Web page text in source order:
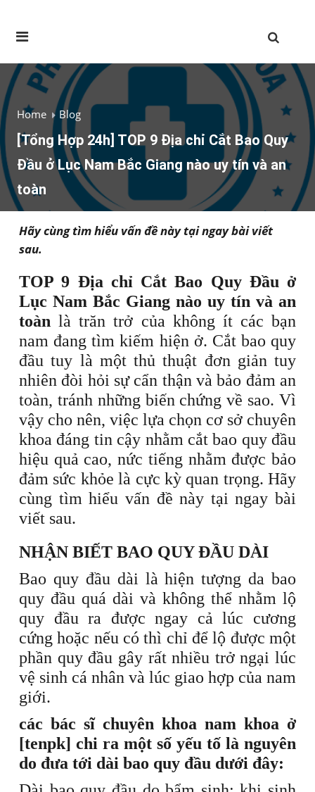
Home Blog
[Tổng Hợp 24h] TOP 9 Địa chỉ Cắt Bao Quy
Đầu ở Lục Nam Bắc Giang nào uy tín và an
toàn
Hãy cùng tìm hiểu vấn đề này tại ngay bài viết
sau.
TOP 9 Địa chỉ Cắt Bao Quy Đầu ở
Lục Nam Bắc Giang nào uy tín và an
toàn là trăn trở của không ít các bạn
nam đang tìm kiếm hiện ở. Cắt bao quy
đầu tuy là một thủ thuật đơn giản tuy
nhiên đòi hỏi sự cẩn thận và bảo đảm an
toàn, tránh những biến chứng về sao. Vì
vậy cho nên, việc lựa chọn cơ sở chuyên
khoa đáng tin cậy nhằm cắt bao quy đầu
hiệu quả cao, nức tiếng nhằm được bảo
đảm sức khỏe là cực kỳ quan trọng. Hãy
cùng tìm hiểu vấn đề này tại ngay bài
viết sau.
NHẬN BIẾT BAO QUY ĐẦU DÀI
Bao quy đầu dài là hiện tượng da bao
quy đầu quá dài và không thể nhằm lộ
quy đầu ra được ngay cả lúc cương
cứng hoặc nếu có thì chỉ để lộ được một
phần quy đầu gây rất nhiều trở ngại lúc
vệ sinh cá nhân và lúc giao hợp của nam
giới.
các bác sĩ chuyên khoa nam khoa ở
[tenpk] chi ra một số yếu tố là nguyên
do đưa tới dài bao quy đầu dưới đây: